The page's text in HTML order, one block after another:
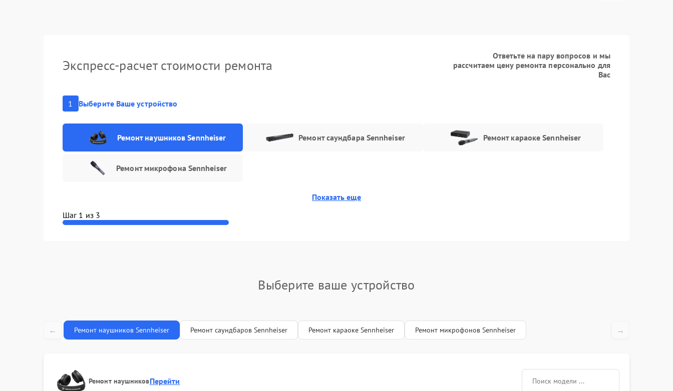
Экспресс-расчет стоимости ремонта
Ответьте на пару вопросов и мы
рассчитаем цену ремонта персонально для
Вас
1 Выберите Ваше устройство
Ремонт наушников Sennheiser Ремонт саундбара Sennheiser Ремонт караоке Sennheiser
Ремонт микрофона Sennheiser
Показать еще
Шаг 1 из 3
Выберите ваше устройство
← Ремонт наушников Sennheiser Ремонт саундбаров Sennheiser Ремонт караоке Sennheiser Ремонт микрофонов Sennheiser →
Ремонт наушниковПерейти